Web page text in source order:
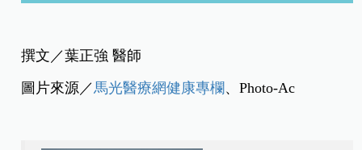
撰文／葉正強 醫師
圖片來源／ 馬光醫療網健康專欄、Photo-Ac